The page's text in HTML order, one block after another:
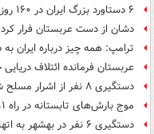
۶ دستاورد بزرگ ایران در ۱۶۰ روز رهبری رهبر انقلاب
دشان از دست عربستان فرار کرد
ترامپ: همه چیز درباره ایران
عربستان فرمانده ائتلاف
دستگیری ۸ نفر از اشرار مسلح شاخص و مرتبطین گروهک های تروریستی
موج بارش‌های تابستانه در راه ۱۱ استان
دستگیری ۶ نفر در بهشهر به اتهام تشویش اذهان عمومی